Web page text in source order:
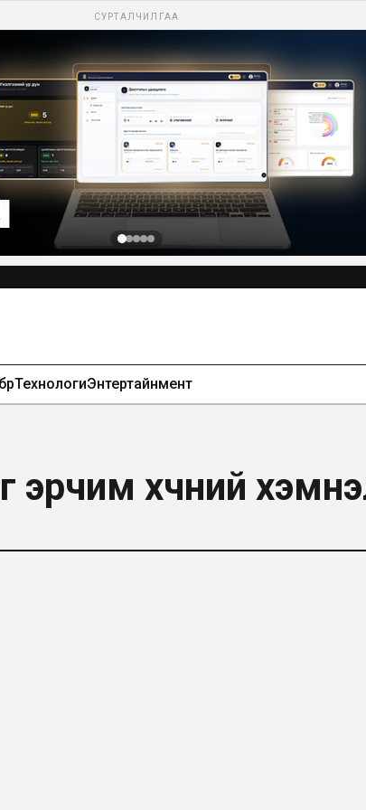
СУРТАЛЧИЛГАА
ТехнологиЭнтертайнмент
эрчим хүчний